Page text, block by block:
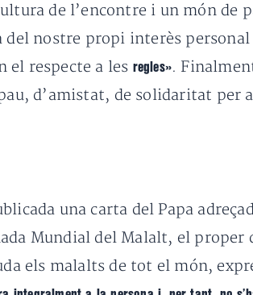
de l’encontre i un món de
del nostre propi interès personal
el respecte a les regles».
d’amistat, de solidaritat per
una carta del Papa
Mundial del Malalt, el proper
els malalts de tot el món,